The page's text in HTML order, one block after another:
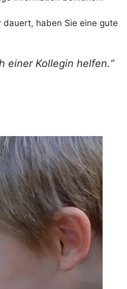
haben Sie eine gute
einer Kollegin helfen.“